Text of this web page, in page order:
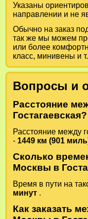
Указаны
направлении и не
Обычно на заказ
так же мы можем
или более
класс, минивены и
Вопросы и
Расстояние
Гостагаевская?
Расстояние между
- 1449 км (901
Сколько
Москвы в
Время в пути на
минут .
Как заказать